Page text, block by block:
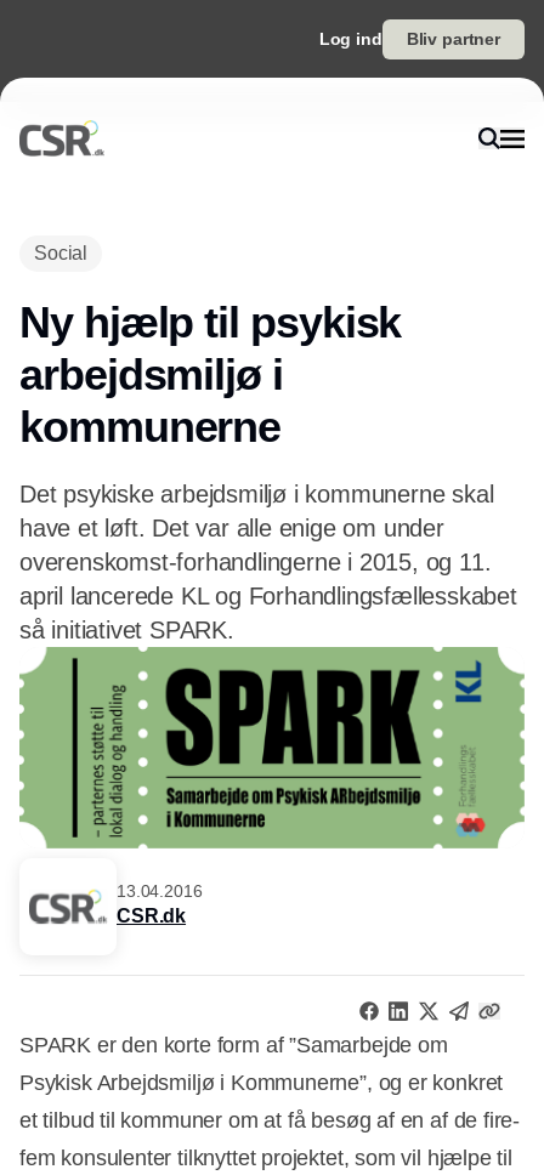
Log ind Bliv partner
Social
Ny hjælp til psykisk
arbejdsmiljø i
kommunerne
Det psykiske arbejdsmiljø i kommunerne skal
have et løft. Det var alle enige om under
overenskomst-forhandlingerne i 2015, og 11.
april lancerede KL og Forhandlingsfællesskabet
så initiativet SPARK.
13.04.2016
CSR.dk
SPARK er den korte form af ”Samarbejde om
Psykisk Arbejdsmiljø i Kommunerne”, og er konkret
et tilbud til kommuner om at få besøg af en af de fire-
fem konsulenter tilknyttet projektet, som vil hjælpe til